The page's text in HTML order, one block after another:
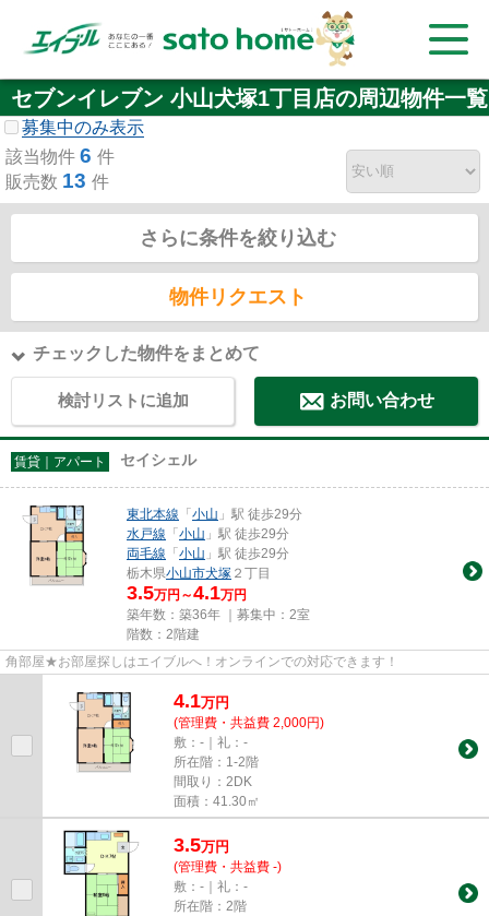
セブンイレブン 小山犬塚1丁目店の周辺物件一覧
募集中のみ表示
該当物件 6 件
販売数 13 件
さらに条件を絞り込む
物件リクエスト
チェックした物件をまとめて
検討リストに追加 お問い合わせ
賃貸｜アパート セイシェル
東北本線 「小山 」駅 徒歩29分
水戸線 「小山 」駅 徒歩29分
両毛線 「小山 」駅 徒歩29分
栃木県小山市犬塚 ２丁目
3.5万円～4.1万円
築年数：築36年 ｜募集中： 2室
階数：2階建
角部屋★お部屋探しはエイブルへ！オンラインでの対応できます！
4.1万円
(管理費・共益費 2,000円)
敷：-｜礼：-
所在階：1-2階
間取り：2DK
面積：41.30㎡
3.5万円
(管理費・共益費 -)
敷：-｜礼：-
所在階：2階